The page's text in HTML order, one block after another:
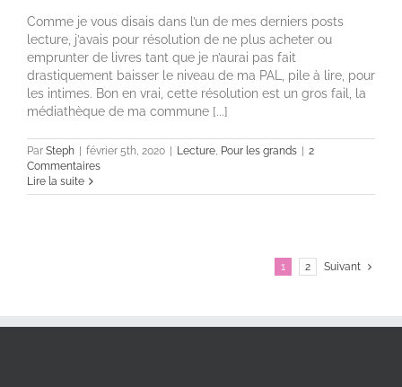
Comme je vous disais dans l’un de mes derniers posts
lecture, j’avais pour résolution de ne plus acheter ou
emprunter de livres tant que je n’aurai pas fait
drastiquement baisser le niveau de ma PAL, pile à lire, pour
les intimes. Bon en vrai, cette résolution est un gros fail, la
médiathèque de ma commune [...]
Par Steph | février 5th, 2020 | Lecture Pour les grands | 2
Commentaires
Lire la suite
1 2 Suivant